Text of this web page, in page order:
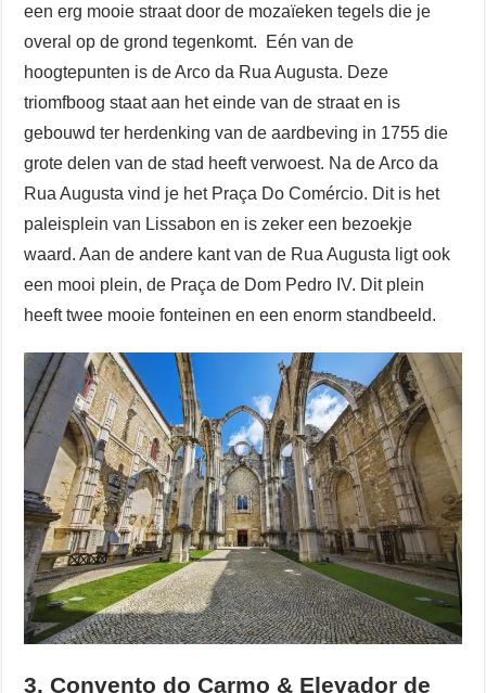
een erg mooie straat door de mozaïeken tegels die je
overal op de grond tegenkomt. Eén van de
hoogtepunten is de Arco da Rua Augusta. Deze
triomfboog staat aan het einde van de straat en is
gebouwd ter herdenking van de aardbeving in 1755 die
grote delen van de stad heeft verwoest. Na de Arco da
Rua Augusta vind je het Praça Do Comércio. Dit is het
paleisplein van Lissabon en is zeker een bezoekje
waard. Aan de andere kant van de Rua Augusta ligt ook
een mooi plein, de Praça de Dom Pedro IV. Dit plein
heeft twee mooie fonteinen en een enorm standbeeld.
3. Convento do Carmo & Elevador de